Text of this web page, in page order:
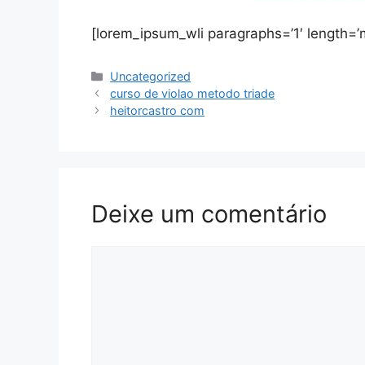
[lorem_ipsum_wli paragraphs=’1′
Categorias
Uncategorized
curso de violao metodo triade
heitorcastro com
Deixe um comentário